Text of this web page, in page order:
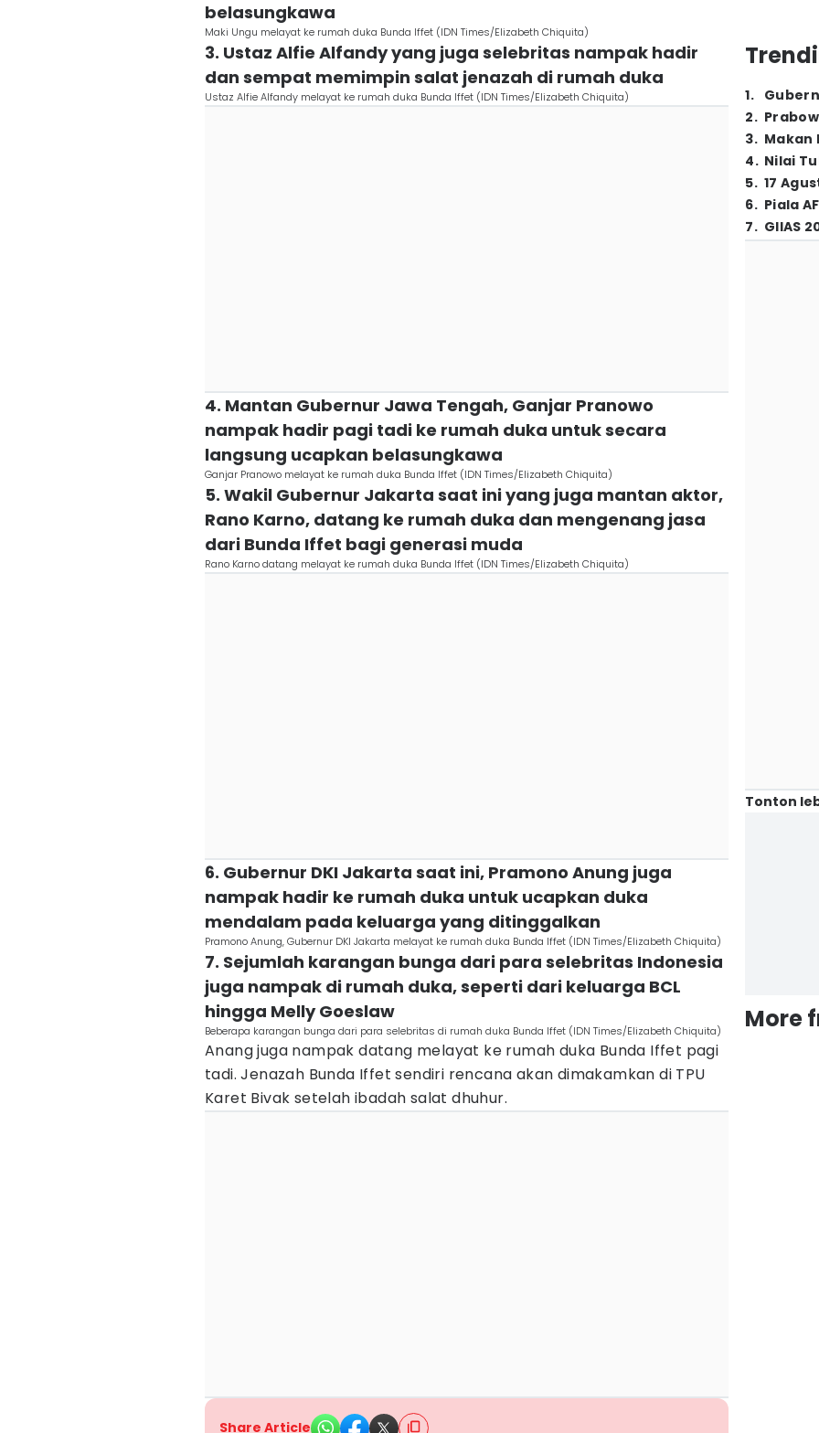
belasungkawa
Maki Ungu melayat ke rumah duka Bunda Iffet (IDN Times/Elizabeth Chiquita)
3. Ustaz Alfie Alfandy yang juga selebritas nampak hadir
dan sempat memimpin salat jenazah di rumah duka
Ustaz Alfie Alfandy melayat ke rumah duka Bunda Iffet (IDN Times/Elizabeth Chiquita)
4. Mantan Gubernur Jawa Tengah, Ganjar Pranowo
nampak hadir pagi tadi ke rumah duka untuk secara
langsung ucapkan belasungkawa
Ganjar Pranowo melayat ke rumah duka Bunda Iffet (IDN Times/Elizabeth Chiquita)
5. Wakil Gubernur Jakarta saat ini yang juga mantan aktor,
Rano Karno, datang ke rumah duka dan mengenang jasa
dari Bunda Iffet bagi generasi muda
Rano Karno datang melayat ke rumah duka Bunda Iffet (IDN Times/Elizabeth Chiquita)
6. Gubernur DKI Jakarta saat ini, Pramono Anung juga
nampak hadir ke rumah duka untuk ucapkan duka
mendalam pada keluarga yang ditinggalkan
Pramono Anung, Gubernur DKI Jakarta melayat ke rumah duka Bunda Iffet (IDN Times/Elizabeth Chiquita)
7. Sejumlah karangan bunga dari para selebritas Indonesia
juga nampak di rumah duka, seperti dari keluarga BCL
hingga Melly Goeslaw
Beberapa karangan bunga dari para selebritas di rumah duka Bunda Iffet (IDN Times/Elizabeth Chiquita)
Anang juga nampak datang melayat ke rumah duka Bunda Iffet pagi
tadi. Jenazah Bunda Iffet sendiri rencana akan dimakamkan di TPU
Karet Bivak setelah ibadah salat dhuhur.
Share Article
1.
2.
3. Makan
4. Nilai
5. 17
6. Piala
7. GIIAS
Tonton
More